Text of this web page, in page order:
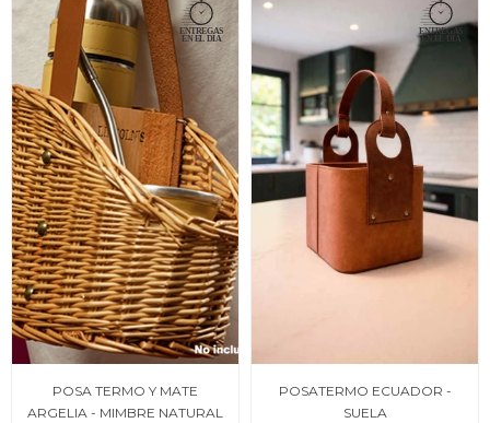
POSA TERMO Y MATE
ARGELIA - MIMBRE NATURAL
POSATERMO ECUADOR -
SUELA